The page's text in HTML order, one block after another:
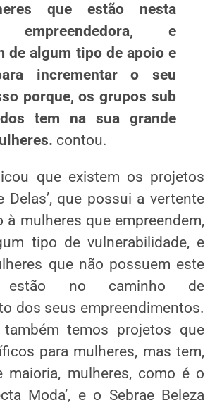
que estão nesta
empreendedora, e
de algum tipo de apoio e
incrementar o seu
porque, os grupos sub
tem na sua grande
contou.
que existem os projetos
Delas’, que possui a vertente
à mulheres que empreendem,
tipo de vulnerabilidade, e
que não possuem este
estão no caminho de
dos seus empreendimentos.
também temos projetos que
para mulheres, mas tem,
maioria, mulheres, como é o
Moda’, e o Sebrae Beleza